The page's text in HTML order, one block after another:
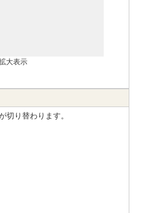
大表示
切り替わります。